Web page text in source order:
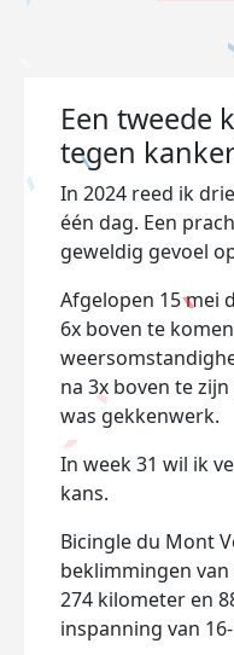
Een tweede
tegen
In 2024 reed ik
één dag. Een
geweldig gevoel
Afgelopen 15 mei
6x boven te
na 3x boven te
was gekkenwerk.
In week 31 wil ik
kans.
Bicingle du Mont
beklimmingen
274 kilometer en
inspanning van